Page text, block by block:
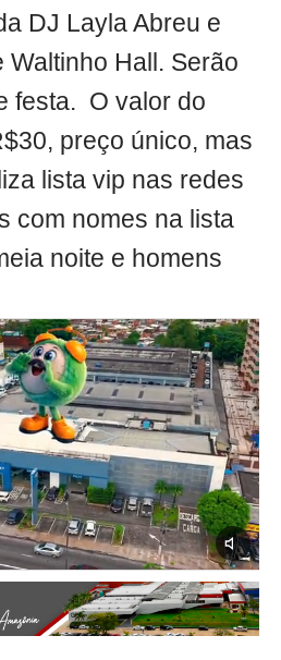
DJ Layla Abreu e
Waltinho Hall. Serão
festa. O valor do
preço único, mas
lista vip nas redes
com nomes na lista
noite e homens